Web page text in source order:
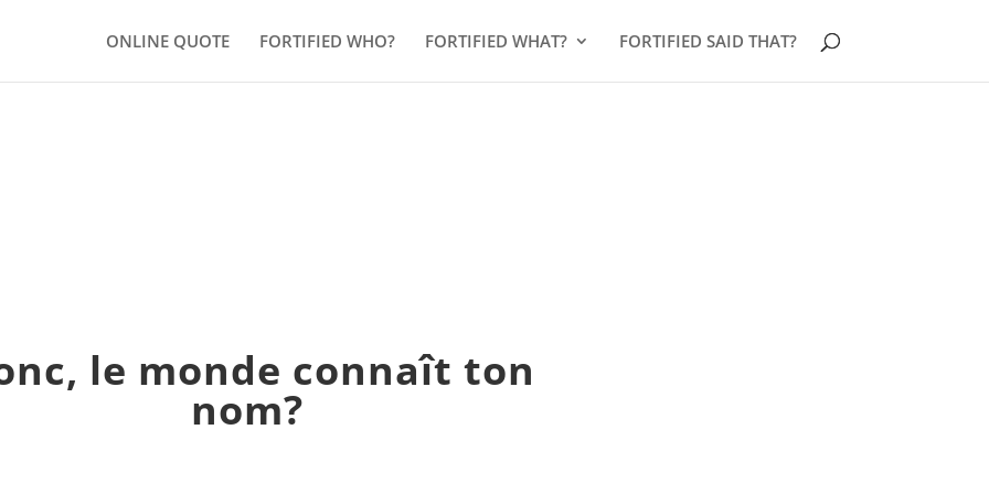
ONLINE QUOTE FORTIFIED WHO? FORTIFIED WHAT? FORTIFIED SAID THAT?
le monde connaît ton
nom?